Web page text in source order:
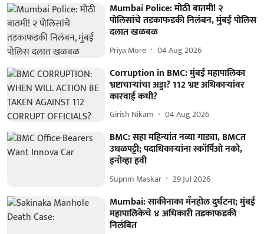
Mumbai Police: मोठी बातमी! २
पोलिसांचे तडकाफडकी निलंबन, मुंबई पोलिस
दलात खळबळ
Priya More 04 Aug 2026
Corruption in BMC: मुंबई महापालिका
भ्रष्टाचाऱ्यांचा अड्डा? 112 भ्रष्ट अधिकाऱ्यांवर
कारवाई कधी?
Girish Nikam 04 Aug 2026
BMC: सहा महिन्यांत नव्या गाड्या, BMCत
उधळपट्टी; पदाधिकाऱ्यांना स्कॉर्पिओ नको,
इनोव्हा हवी
Suprim Maskar 29 Jul 2026
Mumbai: साकीनाका मॅनहोल दुर्घटना; मुंबई
महापालिकेचे ४ अधिकारी तडकाफडकी
निलंबित